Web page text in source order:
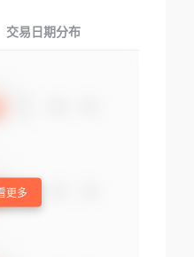
交易日期分布
更多